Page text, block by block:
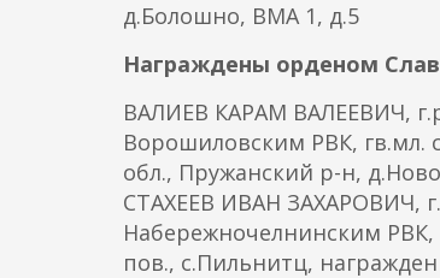
д.Болошно, ВМА 1, д.5
Награждены орденом
ВАЛИЕВ КАРАМ ВАЛЕЕВИЧ,
Ворошиловским РВК, гв.мл.
обл., Пружанский р-н,
СТАХЕЕВ ИВАН ЗАХАРОВИЧ,
Набережночелнинским РВК,
пов., с.Пильнитц, награжден